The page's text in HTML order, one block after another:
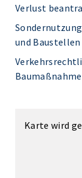
Verlust
und
Karte wird